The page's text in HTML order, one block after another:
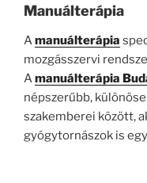
Manuálterápia
Amanuálterápia
mozgásszervi
Amanuálterápia
népszerűbb,
szakemberei között,
gyógytornászok is